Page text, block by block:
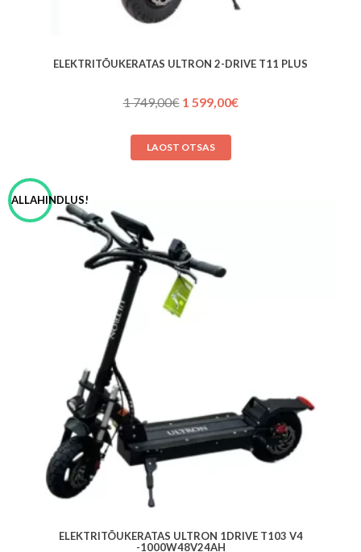
ELEKTRITÕUKERATAS ULTRON 2-DRIVE T11 PLUS
1 749,00€ Algne
oli:
1 749,00€.
1 599,00€Praegune
LAOST OTSAS
ALLAHINDLUS!
ELEKTRITÕUKERATAS ULTRON 1DRIVE T103 V4
-1000W48V24AH